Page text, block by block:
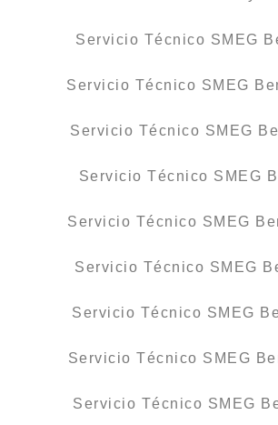
Servicio Técnico SMEG
Servicio Técnico SMEG
Servicio Técnico SMEG
Servicio Técnico SMEG
Servicio Técnico SMEG
Servicio Técnico SMEG
Servicio Técnico SMEG
Servicio Técnico SMEG
Servicio Técnico SMEG